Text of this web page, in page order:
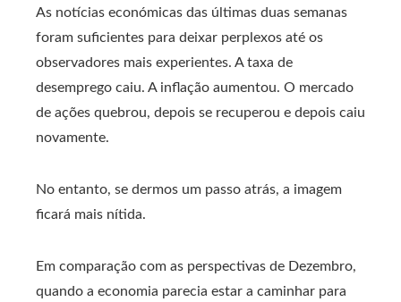
As notícias económicas das últimas duas semanas
foram suficientes para deixar perplexos até os
observadores mais experientes. A taxa de
desemprego caiu. A inflação aumentou. O mercado
de ações quebrou, depois se recuperou e depois caiu
novamente.
No entanto, se dermos um passo atrás, a imagem
ficará mais nítida.
Em comparação com as perspectivas de Dezembro,
quando a economia parecia estar a caminhar para